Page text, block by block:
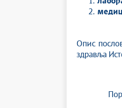
Опис
здравља